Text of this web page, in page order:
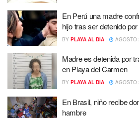
En Perú una madre
hijo tras ser detenido
BY PLAYA AL DIA AGOSTO
Madre es detenida por
en Playa del Carmen
BY PLAYA AL DIA AGOSTO
En Brasil, niño recibe
hambre